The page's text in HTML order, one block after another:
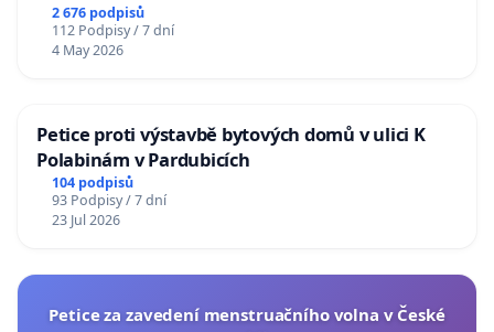
2 676 podpisů
112 Podpisy / 7 dní
4 May 2026
Petice proti výstavbě bytových domů v ulici K
Polabinám v Pardubicích
104 podpisů
93 Podpisy / 7 dní
23 Jul 2026
Petice za zavedení menstruačního volna v České